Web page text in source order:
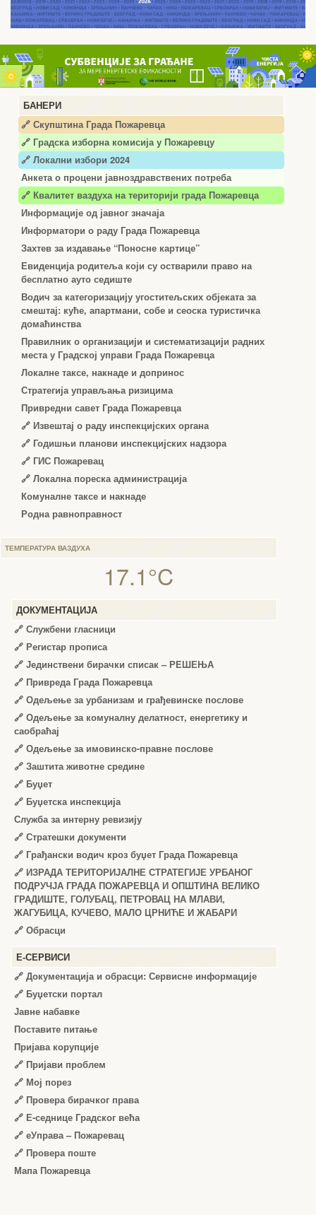
БАНЕРИ
🔗 Скупштина Града Пожаревца
🔗 Градска изборна комисија у Пожаревцу
🔗 Локални избори 2024
Анкета о процени јавноздравствених потреба
🔗 Квалитет ваздуха на територији града Пожаревца
Информације од јавног значаја
Информатори о раду Града Пожаревца
Захтев за издавање “Поносне картице”
Евиденција родитеља који су остварили право на
бесплатно ауто седиште
Водич за категоризацију угоститељских објеката за
смештај: куће, апартмани, собе и сеоска туристичка
домаћинства
Правилник о организацији и систематизацији радних
места у Градској управи Града Пожаревца
Локалне таксе, накнаде и допринос
Стратегија управљања ризицима
Привредни савет Града Пожаревца
🔗 Извештај о раду инспекцијских органа
🔗 Годишњи планови инспекцијских надзора
🔗 ГИС Пожаревац
🔗 Локална пореска администрација
Комуналне таксе и накнаде
Родна равноправност
ТЕМПЕРАТУРА ВАЗДУХА
17.1°C
ДОКУМЕНТАЦИЈА
🔗 Службени гласници
🔗 Регистар прописа
🔗 Јединствени бирачки списак – РЕШЕЊА
🔗 Привреда Града Пожаревца
🔗 Одељење за урбанизам и грађевинске послове
🔗 Одељење за комуналну делатност, енергетику и
саобраћај
🔗 Одељење за имовинско-правне послове
🔗 Заштита животне средине
🔗 Буџет
🔗 Буџетска инспекција
Служба за интерну ревизију
🔗 Стратешки документи
🔗 Грађански водич кроз буџет Града Пожаревца
🔗 ИЗРАДА ТЕРИТОРИЈАЛНЕ СТРАТЕГИЈЕ УРБАНОГ
ПОДРУЧЈА ГРАДА ПОЖАРЕВЦА И ОПШТИНА ВЕЛИКО
ГРАДИШТЕ, ГОЛУБАЦ, ПЕТРОВАЦ НА МЛАВИ,
ЖАГУБИЦА, КУЧЕВО, МАЛО ЦРНИЋЕ И ЖАБАРИ
🔗 Обрасци
Е-СЕРВИСИ
🔗 Документација и обрасци: Сервисне информације
🔗 Буџетски портал
Јавне набавке
Поставите питање
Пријава корупције
🔗 Пријави проблем
🔗 Мој порез
🔗 Провера бирачког права
🔗 Е-седнице Градског већа
🔗 еУправа – Пожаревац
🔗 Провера поште
Мапа Пожаревца